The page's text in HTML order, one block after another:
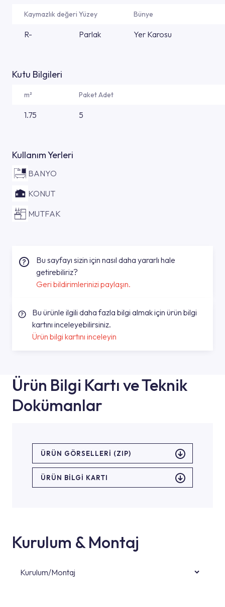
Kaymazlık değeri Yüzey Bünye
R- Parlak Yer Karosu
Kutu Bilgileri
m² Paket Adet
1.75 5
Kullanım Yerleri
BANYO
KONUT
MUTFAK
Bu sayfayı sizin için nasıl daha yararlı hale
getirebiliriz?
Geri bildirimlerinizi paylaşın.
Bu ürünle ilgili daha fazla bilgi almak için ürün bilgi
kartını inceleyebilirsiniz.
Ürün bilgi kartını inceleyin
Ürün Bilgi Kartı ve Teknik
Dokümanlar
ÜRÜN GÖRSELLERI (ZIP)
ÜRÜN BILGI KARTI
Kurulum & Montaj
Kurulum/Montaj